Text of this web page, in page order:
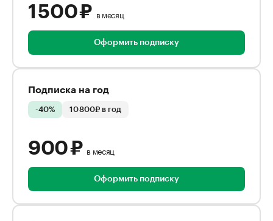
1 500 ₽ в месяц
Оформить подписку
Подписка на год
-40% 10 800₽ в год
900 ₽ в месяц
Оформить подписку